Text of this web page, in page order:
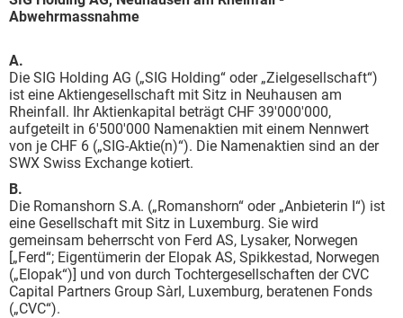
Abwehrmassnahme
A.
Die SIG Holding AG („SIG Holding“ oder „Zielgesellschaft“)
ist eine Aktiengesellschaft mit Sitz in Neuhausen am
Rheinfall. Ihr Aktienkapital beträgt CHF 39'000'000,
aufgeteilt in 6'500'000 Namenaktien mit einem Nennwert
von je CHF 6 („SIG-Aktie(n)“). Die Namenaktien sind an der
SWX Swiss Exchange kotiert.
B.
Die Romanshorn S.A. („Romanshorn“ oder „Anbieterin I“) ist
eine Gesellschaft mit Sitz in Luxemburg. Sie wird
gemeinsam beherrscht von Ferd AS, Lysaker, Norwegen
[„Ferd“; Eigentümerin der Elopak AS, Spikkestad, Norwegen
(„Elopak“)] und von durch Tochtergesellschaften der CVC
Capital Partners Group Sàrl, Luxemburg, beratenen Fonds
(„CVC“).